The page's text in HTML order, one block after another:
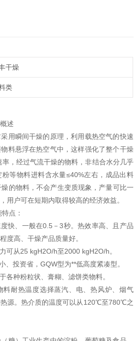
干燥
类
述
用瞬间干燥的原理，利用载热空气的快速
料悬浮在热空气中，这样强化了整个干燥
，经过气流干燥的物料，非结合水分几乎
等物料进料含水量≤40%左右，成品出料
的物料，不会产生变质现象，产量可比一
用户可在短期内取得较高的经济效益。
点：
快、一般在0.5－3秒。热效率高、且产品
度高、干燥产品质量好。
可从25 kgH2O/h至2000 kgH2O/h。
、投资省，GQW型为**低高度紧凑型。
各种粉粒状、膏糊、滤饼类物料。
料耐热温度选择蒸汽、电、热风炉、烟气
源。热介质的温度可以从120℃至780℃之